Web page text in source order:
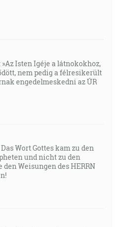
»Az Isten Igéje a látnokokhoz,
nem pedig a félresikerült
engedelmeskedni az ÚR
Wort Gottes kam zu den
und nicht zu den
Weisungen des HERRN